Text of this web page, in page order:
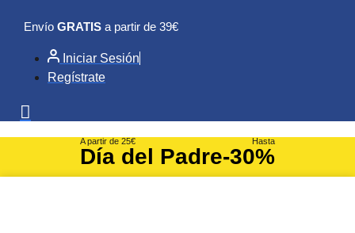
contenido
Envío GRATIS a partir de 39€
Iniciar Sesión
Regístrate
A partir de 25€
Día del Padre
Hasta
-30%